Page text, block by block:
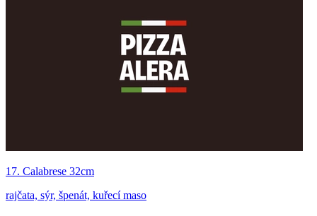
17. Calabrese 32cm
rajčata, sýr, špenát, kuřecí maso